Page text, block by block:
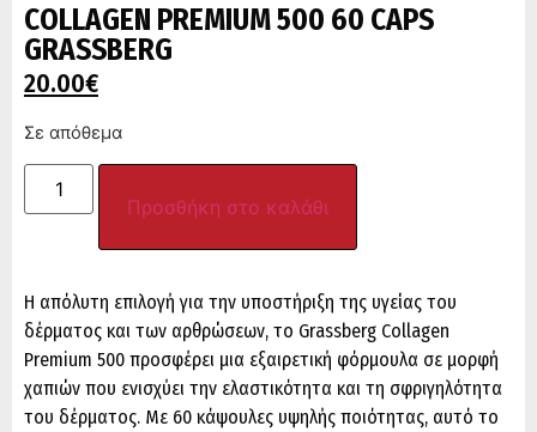
COLLAGEN PREMIUM 500 60 CAPS
GRASSBERG
20.00€
Σε απόθεμα
Προσθήκη στο καλάθι
Η απόλυτη επιλογή για την υποστήριξη της υγείας του
δέρματος και των αρθρώσεων, το Grassberg Collagen
Premium 500 προσφέρει μια εξαιρετική φόρμουλα σε μορφή
χαπιών που ενισχύει την ελαστικότητα και τη σφριγηλότητα
του δέρματος. Με 60 κάψουλες υψηλής ποιότητας, αυτό το